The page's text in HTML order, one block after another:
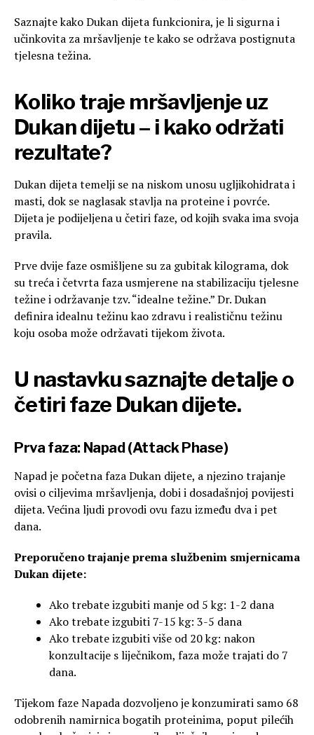
Saznajte kako Dukan dijeta funkcionira, je li sigurna i
učinkovita za mršavljenje te kako se održava postignuta
tjelesna težina.
Koliko traje mršavljenje uz
Dukan dijetu – i kako održati
rezultate?
Dukan dijeta temelji se na niskom unosu ugljikohidrata i
masti, dok se naglasak stavlja na proteine i povrće.
Dijeta je podijeljena u četiri faze, od kojih svaka ima svoja
pravila.
Prve dvije faze osmišljene su za gubitak kilograma, dok
su treća i četvrta faza usmjerene na stabilizaciju tjelesne
težine i održavanje tzv. “idealne težine.” Dr. Dukan
definira idealnu težinu kao zdravu i realističnu težinu
koju osoba može održavati tijekom života.
U nastavku saznajte detalje o
četiri faze Dukan dijete.
Prva faza: Napad (Attack Phase)
Napad je početna faza Dukan dijete, a njezino trajanje
ovisi o ciljevima mršavljenja, dobi i dosadašnjoj povijesti
dijeta. Većina ljudi provodi ovu fazu između dva i pet
dana.
Preporučeno trajanje prema službenim smjernicama
Dukan dijete:
Ako trebate izgubiti manje od 5 kg: 1-2 dana
Ako trebate izgubiti 7-15 kg: 3-5 dana
Ako trebate izgubiti više od 20 kg: nakon
konzultacije s liječnikom, faza može trajati do 7
dana.
Tijekom faze Napada dozvoljeno je konzumirati samo 68
odobrenih namirnica bogatih proteinima, poput pilećih